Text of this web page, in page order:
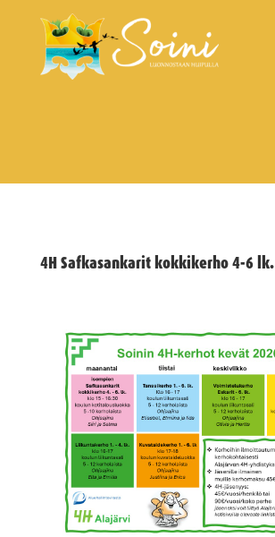
4H Safkasankarit kokkikerho 4-6 lk.